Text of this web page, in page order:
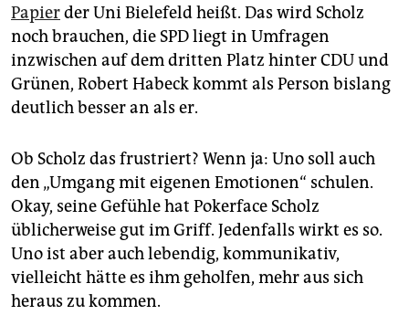
Papierder Uni Bielefeld heißt. Das wird Scholz
noch brauchen, die SPD liegt in Umfragen
inzwischen auf dem dritten Platz hinter CDU und
Grünen, Robert Habeck kommt als Person bislang
deutlich besser an als er.
Ob Scholz das frustriert? Wenn ja: Uno soll auch
den „Umgang mit eigenen Emotionen“ schulen.
Okay, seine Gefühle hat Pokerface Scholz
üblicherweise gut im Griff. Jedenfalls wirkt es so.
Uno ist aber auch lebendig, kommunikativ,
vielleicht hätte es ihm geholfen, mehr aus sich
heraus zu kommen.